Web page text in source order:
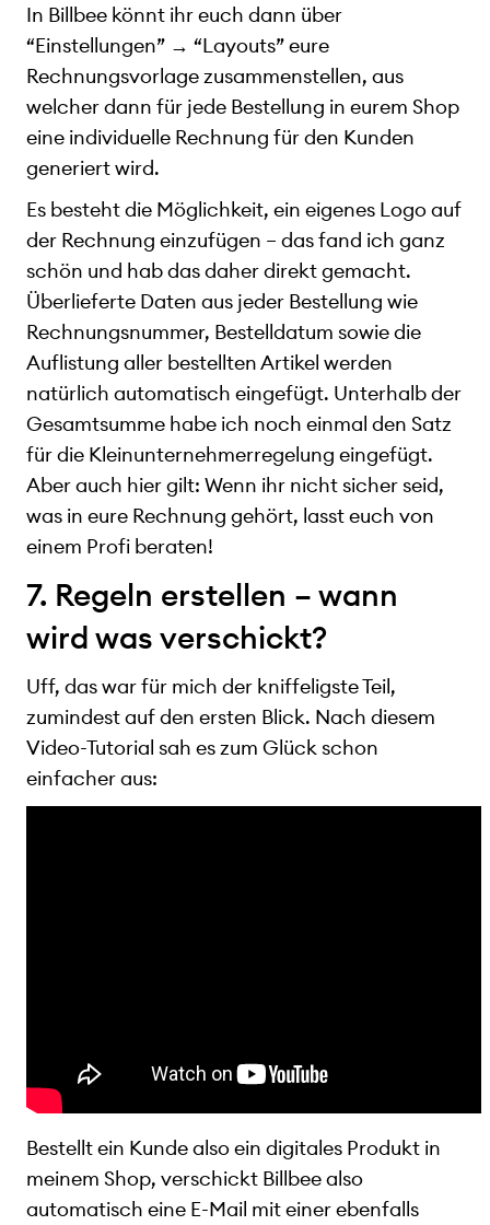
In Billbee könnt ihr euch dann über
“Einstellungen” → “Layouts” eure
Rechnungsvorlage zusammenstellen, aus
welcher dann für jede Bestellung in eurem Shop
eine individuelle Rechnung für den Kunden
generiert wird.
Es besteht die Möglichkeit, ein eigenes Logo auf
der Rechnung einzufügen – das fand ich ganz
schön und hab das daher direkt gemacht.
Überlieferte Daten aus jeder Bestellung wie
Rechnungsnummer, Bestelldatum sowie die
Auflistung aller bestellten Artikel werden
natürlich automatisch eingefügt. Unterhalb der
Gesamtsumme habe ich noch einmal den Satz
für die Kleinunternehmerregelung eingefügt.
Aber auch hier gilt: Wenn ihr nicht sicher seid,
was in eure Rechnung gehört, lasst euch von
einem Profi beraten!
7. Regeln erstellen – wann
wird was verschickt?
Uff, das war für mich der kniffeligste Teil,
zumindest auf den ersten Blick. Nach diesem
Video-Tutorial sah es zum Glück schon
einfacher aus:
Bestellt ein Kunde also ein digitales Produkt in
meinem Shop, verschickt Billbee also
automatisch eine E-Mail mit einer ebenfalls